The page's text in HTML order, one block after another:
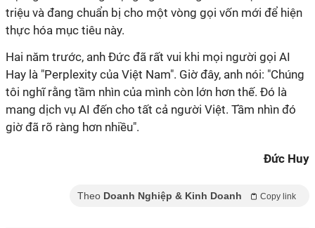
triệu và đang chuẩn bị cho một vòng gọi vốn mới để hiện
thực hóa mục tiêu này.
Hai năm trước, anh Đức đã rất vui khi mọi người gọi AI
Hay là "Perplexity của Việt Nam". Giờ đây, anh nói: "Chúng
tôi nghĩ rằng tầm nhìn của mình còn lớn hơn thế. Đó là
mang dịch vụ AI đến cho tất cả người Việt. Tầm nhìn đó
giờ đã rõ ràng hơn nhiều".
Đức Huy
Theo Doanh Nghiệp & Kinh Doanh Copy link